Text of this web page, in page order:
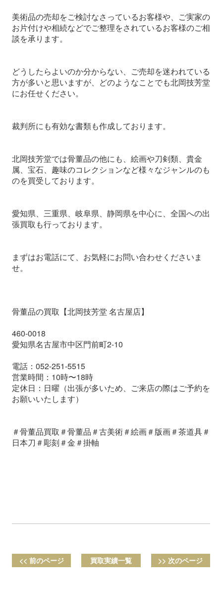
美術品の売却をご検討なさっているお客様や、ご実家の
お片付けや相続などでご整理をされているお客様のご相
談を承ります。
どうしたらよいのか分からない、ご売却を迷われている
方が多いと思いますが、どのようなことでも北岡技芳堂
にお任せください。
裁判所にも有効な書類も作成しております。
北岡技芳堂では骨董品の他にも、絵画や刀剣類、貴金
属、宝石、趣味のコレクションなど様々なジャンルのも
のを買受しております。
愛知県、三重県、岐阜県、静岡県を中心に、全国への出
張買取も行っております。
まずはお電話にて、お気軽にお問い合わせくださいま
せ。
骨董品の買取【北岡技芳堂 名古屋店】
460-0018
愛知県名古屋市中区門前町2-10
電話：052-251-5515
営業時間：10時〜18時
定休日：日曜（出張が多いため、ご来店の際はご予約を
お願いいたします）
＃骨董品買取＃骨董品＃古美術＃絵画＃版画＃茶道具＃
日本刀＃彫刻＃金＃掛軸
<< 前のページ 買取実績一覧 >> 次のページ